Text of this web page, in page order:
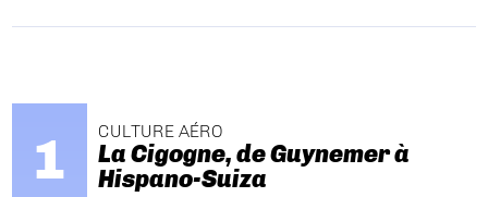
CULTURE AÉRO
La Cigogne, de Guynemer à
Hispano-Suiza